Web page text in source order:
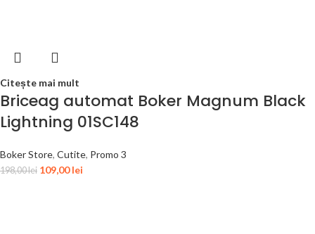
Citește mai mult
Briceag automat Boker Magnum Black
Lightning 01SC148
Boker Store, Cutite, Promo 3
198,00lei 109,00lei